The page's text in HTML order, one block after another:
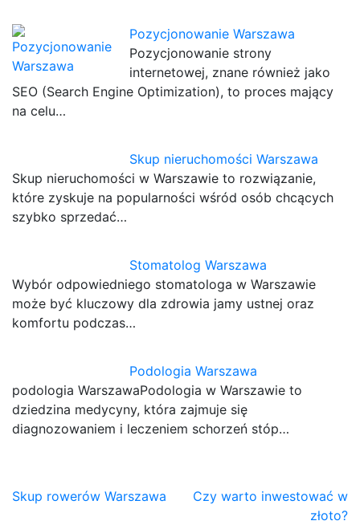
Pozycjonowanie Warszawa
Pozycjonowanie strony
internetowej, znane również jako
SEO (Search Engine Optimization), to proces mający
na celu…
Skup nieruchomości Warszawa
Skup nieruchomości w Warszawie to rozwiązanie,
które zyskuje na popularności wśród osób chcących
szybko sprzedać…
Stomatolog Warszawa
Wybór odpowiedniego stomatologa w Warszawie
może być kluczowy dla zdrowia jamy ustnej oraz
komfortu podczas…
Podologia Warszawa
podologia WarszawaPodologia w Warszawie to
dziedzina medycyny, która zajmuje się
diagnozowaniem i leczeniem schorzeń stóp…
Nawigacja
Skup rowerów Warszawa
Czy warto inwestować w
złoto?